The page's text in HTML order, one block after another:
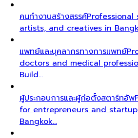
คนทำงานสร้างสรรค์
artists, and creatives in
แพทย์และบุคลากรทางการแพทย์
doctors and medical
Build…
ผู้ประกอบการและผู้ก่อตั้งสตาร์ทอัพ
for entrepreneurs and
Bangkok…